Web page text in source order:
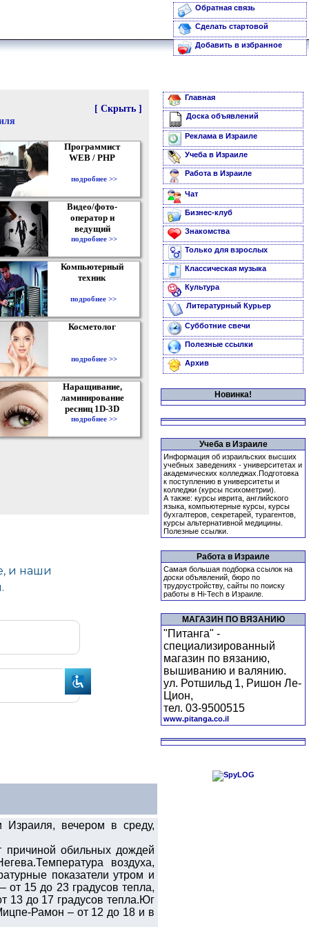
Обратная связь
Сделать стартовой
Добавить в избранное
[ Скрыть ]
Программист
WEB / PHP
подробнее >>
Видео/фото-
оператор и
ведущий
подробнее >>
Компьютерный
техник
подробнее >>
Косметолог
подробнее >>
Наращивание,
ламинирование
ресниц 1D-3D
подробнее >>
Израиля, вечером в среду,
причиной обильных дождей
воздуха,
показатели утром и
от 15 до 23 градусов тепла,
13 до 17 градусов тепла.Юг
Рамон – от 12 до 18 и в
Главная
Доска объявлений
Реклама в Израиле
Учеба в Израиле
Работа в Израиле
Чат
Бизнес-клуб
Знакомства
Только для взрослых
Классическая музыка
Культура
Литературный Курьер
Субботние свечи
Полезные ссылки
Архив
Новинка!
Учеба в Израиле
Информация об израильских высших
учебных заведениях - университетах и
академических колледжах.Подготовка
к поступлению в университеты и
колледжи (курсы психометрии).
А также: курсы иврита, английского
языка, компьютерные курсы, курсы
бухгалтеров, секретарей, турагентов,
курсы альтернативной медицины.
Полезные ссылки.
Работа в Израиле
Самая большая подборка ссылок на
доски объявлений, бюро по
трудоустройству, сайты по поиску
работы в Hi-Tech в Израиле.
МАГАЗИН ПО ВЯЗАНИЮ
"Питанга" -
специализированный
магазин по вязанию,
вышиванию и валянию.
ул. Ротшильд 1, Ришон Ле-
Цион,
тел. 03-9500515
www.pitanga.co.il